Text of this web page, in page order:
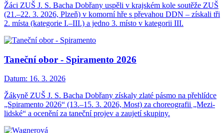
Žáci ZUŠ J. S. Bacha Dobřany uspěli v krajském kole soutěže ZUŠ
(21.–22. 3. 2026, Plzeň) v komorní hře s převahou DDN – získali tři
2. místa (kategorie I.–III.) a jedno 3. místo v kategorii III.
Taneční obor - Spiramento 2026
Datum: 16. 3. 2026
Žákyně ZUŠ J. S. Bacha Dobřany získaly zlaté pásmo na přehlídce
„Spiramento 2026“ (13.–15. 3. 2026, Most) za choreografii „Mezi-
lidské“ a ocenění za taneční projev a zaujetí skupiny.